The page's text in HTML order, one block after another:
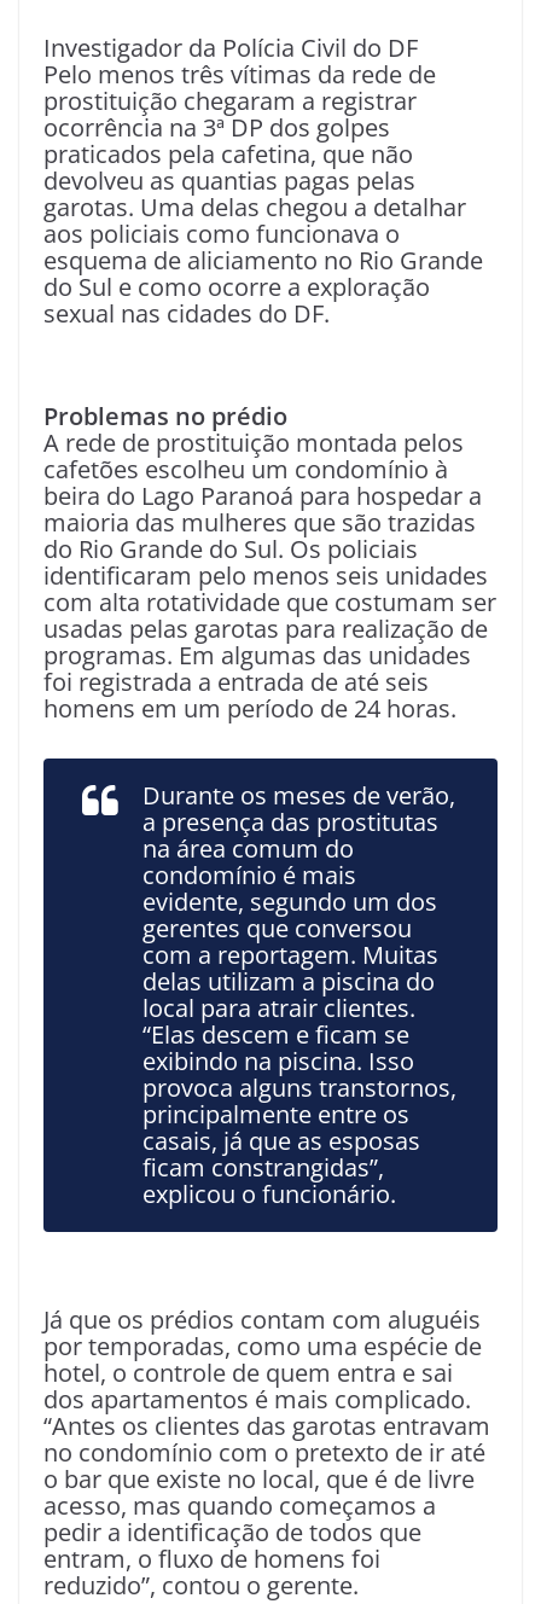
Investigador da Polícia Civil do DF
Pelo menos três vítimas da rede de
prostituição chegaram a registrar
ocorrência na 3ª DP dos golpes
praticados pela cafetina, que não
devolveu as quantias pagas pelas
garotas. Uma delas chegou a detalhar
aos policiais como funcionava o
esquema de aliciamento no Rio Grande
do Sul e como ocorre a exploração
sexual nas cidades do DF.
Problemas no prédio
A rede de prostituição montada pelos
cafetões escolheu um condomínio à
beira do Lago Paranoá para hospedar a
maioria das mulheres que são trazidas
do Rio Grande do Sul. Os policiais
identificaram pelo menos seis unidades
com alta rotatividade que costumam ser
usadas pelas garotas para realização de
programas. Em algumas das unidades
foi registrada a entrada de até seis
homens em um período de 24 horas.
Durante os meses de verão,
a presença das prostitutas
na área comum do
condomínio é mais
evidente, segundo um dos
gerentes que conversou
com a reportagem. Muitas
delas utilizam a piscina do
local para atrair clientes.
“Elas descem e ficam se
exibindo na piscina. Isso
provoca alguns transtornos,
principalmente entre os
casais, já que as esposas
ficam constrangidas”,
explicou o funcionário.
Já que os prédios contam com aluguéis
por temporadas, como uma espécie de
hotel, o controle de quem entra e sai
dos apartamentos é mais complicado.
“Antes os clientes das garotas entravam
no condomínio com o pretexto de ir até
o bar que existe no local, que é de livre
acesso, mas quando começamos a
pedir a identificação de todos que
entram, o fluxo de homens foi
reduzido”, contou o gerente.